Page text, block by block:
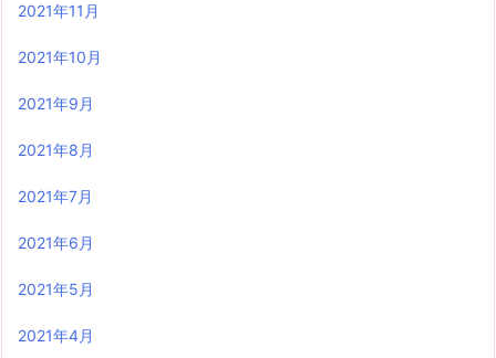
2021年11月
2021年10月
2021年9月
2021年8月
2021年7月
2021年6月
2021年5月
2021年4月